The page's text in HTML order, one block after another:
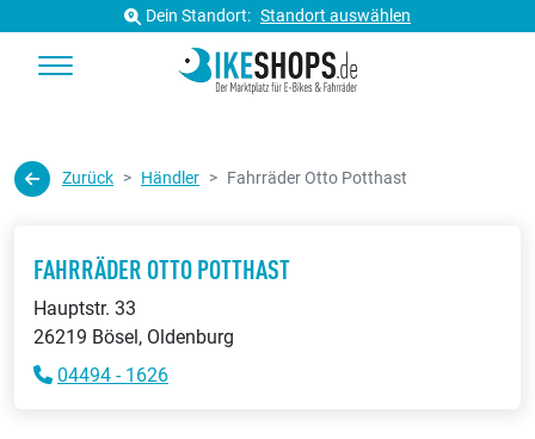
Dein Standort: Standort auswählen
Zurück Händler Fahrräder Otto Potthast
FAHRRÄDER OTTO POTTHAST
Hauptstr. 33
26219 Bösel, Oldenburg
04494 - 1626